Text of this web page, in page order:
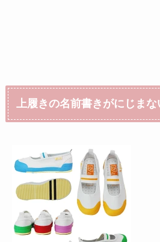
上履きの名前書きがにじま